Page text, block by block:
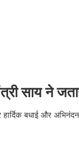
साय ने
बधाई और